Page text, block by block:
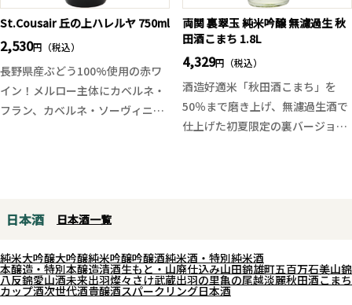
St.Cousair 丘の上ハレルヤ 750ml
2,530円（税込）
長野県産ぶどう100%使用の赤ワ
イン！メルロー主体にカベルネ・
フラン、カベルネ・ソーヴィニヨ
カシスの香りに、ほんのり甘やか
滑らかで、酸とタンニンのバラン
スが良く、赤ワインとしての満足
両関 裏翠玉 純米吟醸 無濾過生 秋
田酒こまち 1.8L
4,329円（税込）
酒造好適米「秋田酒こまち」を
50％まで磨き上げ、無濾過生酒で
仕上げた初夏限定の裏バージョン
がり。
無濾過生ならではのフレッシュ感
日本酒 日本酒一覧
純米大吟醸大吟醸純米吟醸吟醸酒純米酒・特別純米酒
本醸造・特別本醸造清酒生もと・山廃仕込み山田錦雄町五百万石美山錦
八反錦愛山酒未来出羽燦々 さけ武蔵出羽の里亀の尾越淡麗秋田酒こまち
カップ酒次世代酒貴醸酒スパークリング日本酒